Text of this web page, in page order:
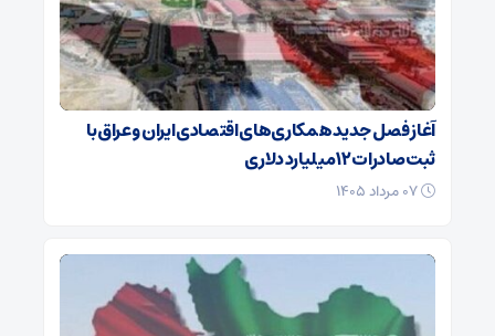
آغاز فصل جدید همکاری‌های اقتصادی ایران و عراق با
ثبت صادرات ۱۲ میلیارد دلاری